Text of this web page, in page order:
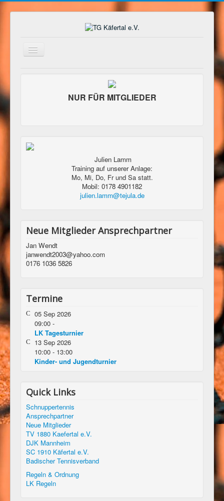
Navigation
an/aus
Unsere Partner
Schnuppertennis
NUR FÜR MITGLIEDER
Julien Lamm
Training auf unserer Anlage:
Mo, Mi, Do, Fr und Sa statt.
Mobil: 0178 4901182
julien.lamm@tejula.de
Neue Mitglieder Ansprechpartner
Jan Wendt
janwendt2003@yahoo.com
0176 1036 5826
Termine
05 Sep 2026
09:00 -
LK Tagesturnier
13 Sep 2026
10:00 - 13:00
Kinder- und Jugendturnier
Quick Links
Schnuppertennis
Ansprechpartner
Neue Mitglieder
TV 1880 Kaefertal e.V.
DJK Mannheim
SC 1910 Käfertal e.V.
Badischer Tennisverband
Regeln & Ordnung
LK Regeln